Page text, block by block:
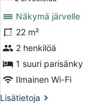
Superior-
huone,
1
suuri
parisänky
kuvat
arvostelua)
Näkymä järvelle
22 m²
2 henkilöä
1 suuri parisänky
Ilmainen Wi-Fi
Lisätietoja
Lisätietoja